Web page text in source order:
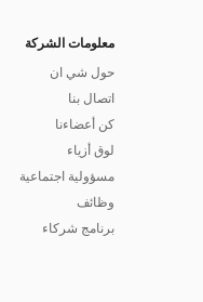
معلومات الشركة
حول شي ان
اتصال بنا
كن أعضاءنا
لوق أزياء
مسؤولية اجتماعية
وظائف
برنامج شركاء